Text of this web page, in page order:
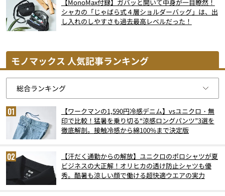
【MonoMax付録】ガバッと開いて中身が一目瞭然！
シャカの「じゃばら式４層ショルダーバッグ」は、出
し入れのしやすさも過去最高レベルだった！
モノマックス 人気記事ランキング
【ワークマンの1,590円冷感デニム】vsユニクロ・無
印で比較！猛暑を乗り切る“涼感ロングパンツ”3選を
徹底解剖。接触冷感から綿100%まで決定版
【汗だく通勤からの解放】ユニクロのポロシャツが夏
ビジネスの大正解！オリヒカの透け防止シャツも優
秀。酷暑も涼しい顔で働ける超快適ウエアの実力